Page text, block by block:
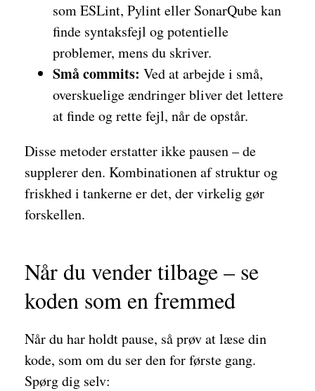
som ESLint, Pylint eller SonarQube kan
finde syntaksfejl og potentielle
problemer, mens du skriver.
Små commits: Ved at arbejde i små,
overskuelige ændringer bliver det lettere
at finde og rette fejl, når de opstår.
Disse metoder erstatter ikke pausen – de
supplerer den. Kombinationen af struktur og
friskhed i tankerne er det, der virkelig gør
forskellen.
Når du vender tilbage – se
koden som en fremmed
Når du har holdt pause, så prøv at læse din
kode, som om du ser den for første gang.
Spørg dig selv: